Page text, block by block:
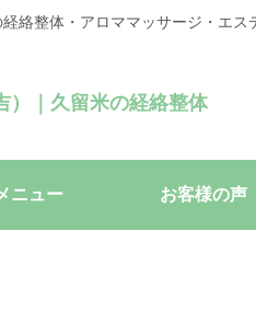
絡整体・アロママッサージ・エス
）｜久留米の経絡整体
ニュー お客様の声